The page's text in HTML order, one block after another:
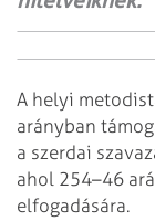
A helyi
arányban
a szerdai
ahol 254–46
elfogadására.